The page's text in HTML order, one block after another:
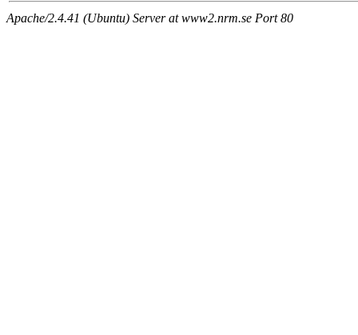
Apache/2.4.41 (Ubuntu) Server at www2.nrm.se Port 80